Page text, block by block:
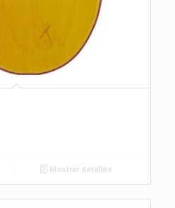
Mostrar detalles